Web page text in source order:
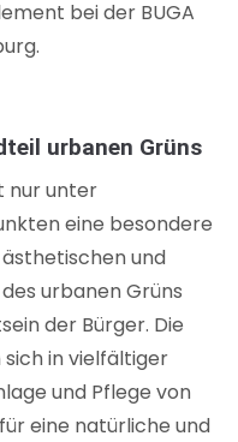
bei der BUGA
urbanen Grüns
nur unter
eine besondere
und
urbanen Grüns
der Bürger. Die
in vielfältiger
und Pflege von
eine natürliche und